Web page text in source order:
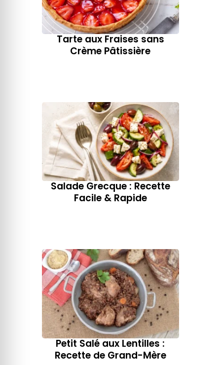
Tarte aux Fraises sans
Crème Pâtissière
Salade Grecque : Recette
Facile & Rapide
Petit Salé aux Lentilles :
Recette de Grand-Mère